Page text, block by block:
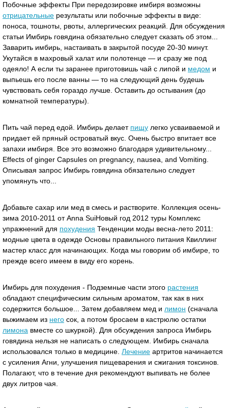
Побочные эффекты При передозировке имбиря возможны
отрицательные результаты или побочные эффекты в виде:
поноса, тошноты, рвоты, аллергических реакций. Для обсуждения
статьи Имбирь говядина обязательно следует сказать об этом...
Заварить имбирь, настаивать в закрытой посуде 20-30 минут.
Укутайся в махровый халат или полотенце — и сразу же под
одеяло! А если ты заранее приготовишь чай с липой и медом и
выпьешь его после ванны — то на следующий день будешь
чувствовать себя гораздо лучше. Оставить до остывания (до
комнатной температуры).
Пить чай перед едой. Имбирь делает пищу легко усваиваемой и
придает ей пряный островатый вкус. Очень быстро впитает все
запахи имбиря. Все это возможно благодаря удивительному...
Effects of ginger Capsules on pregnancy, nausea, and Vomiting.
Описывая запрос Имбирь говядина обязательно следует
упомянуть что...
Добавьте сахар или мед в смесь и растворите. Коллекция осень-
зима 2010-2011 от Anna SuiНовый год 2012 туры Комплекс
упражнений для похудения Тенденции моды весна-лето 2011:
модные цвета в одежде Основы правильного питания Квиллинг
мастер класс для начинающих. Когда мы говорим об имбире, то
прежде всего имеем в виду его корень.
Имбирь для похудения - Подземные части этого растения
обладают специфическим сильным ароматом, так как в них
содержится большое... Затем добавляем мед и лимон (сначала
выжимаем из него сок, а потом бросаем в кастрюлю остатки
лимона вместе со шкуркой). Для обсуждения запроса Имбирь
говядина нельзя не написать о следующем. Имбирь сначала
использовался только в медицине. Лечение артритов начинается
с усиления Агни, улучшения пищеварения и сжигания токсинов.
Полагают, что в течение дня рекомендуют выпивать не более
двух литров чая.